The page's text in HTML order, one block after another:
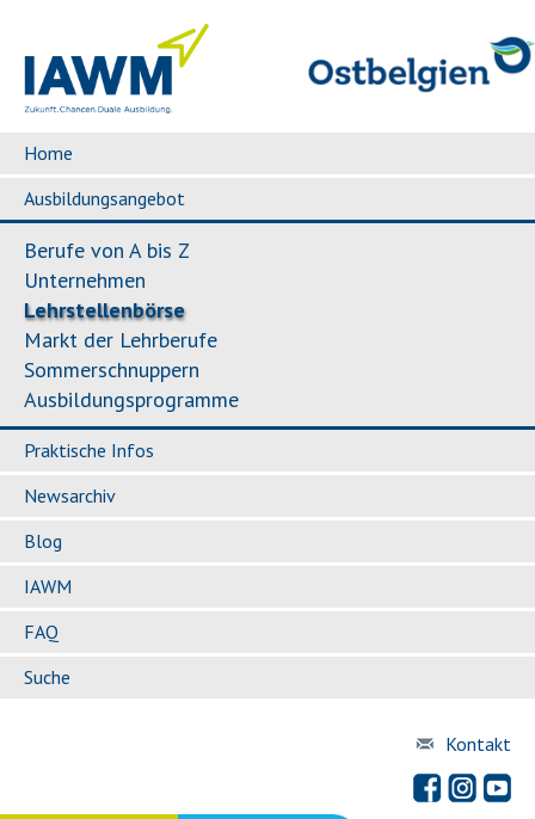
Home
Ausbildungsangebot
Berufe von A bis Z
Unternehmen
Lehrstellenbörse
Markt der Lehrberufe
Sommerschnuppern
Ausbildungsprogramme
Praktische Infos
Newsarchiv
Blog
IAWM
FAQ
Suche
Kontakt